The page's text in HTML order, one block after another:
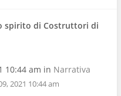
spirito di Costruttori di
10:44 am in Narrativa
2021 10:44 am